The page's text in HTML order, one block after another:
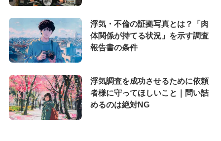
浮気・不倫の証拠写真とは？「肉
体関係が持てる状況」を示す調査
報告書の条件
浮気調査を成功させるために依頼
者様に守ってほしいこと｜問い詰
めるのは絶対NG